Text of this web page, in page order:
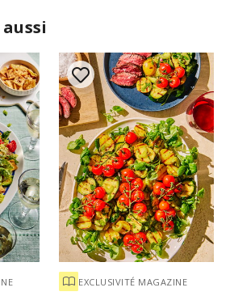
EXCLUSIVITÉ MAGAZINE